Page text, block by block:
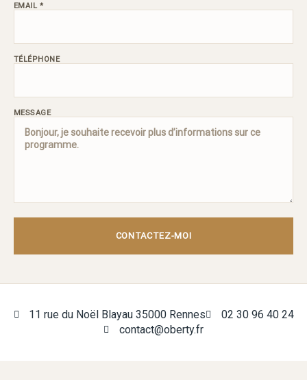
EMAIL *
TÉLÉPHONE
MESSAGE
CONTACTEZ-MOI
11 rue du Noël Blayau 35000 Rennes
02 30 96 40 24
contact@oberty.fr